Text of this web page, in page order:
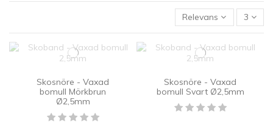
Relevans 3
Skosnöre - Vaxad
bomull Mörkbrun
Ø2,5mm
Skosnöre - Vaxad
bomull Svart Ø2,5mm